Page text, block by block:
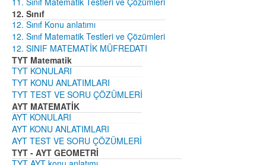
12. Sınıf
12. Sınıf Konu anlatımı
12. Sınıf Matematik Testleri ve Çözümleri
12. SINIF MATEMATİK MÜFREDATI
TYT Matematik
TYT KONULARI
TYT KONU ANLATIMLARI
TYT TEST VE SORU ÇÖZÜMLERİ
AYT MATEMATİK
AYT KONULARI
AYT KONU ANLATIMLARI
AYT TEST VE SORU ÇÖZÜMLERİ
TYT - AYT GEOMETRİ